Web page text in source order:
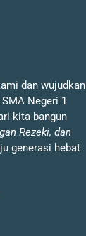
dan wujudkan
Negeri 1
kita bangun
Rezeki, dan
generasi hebat